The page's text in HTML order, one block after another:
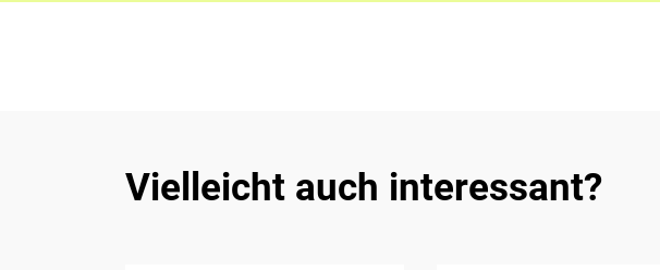
Vielleicht auch interessant?